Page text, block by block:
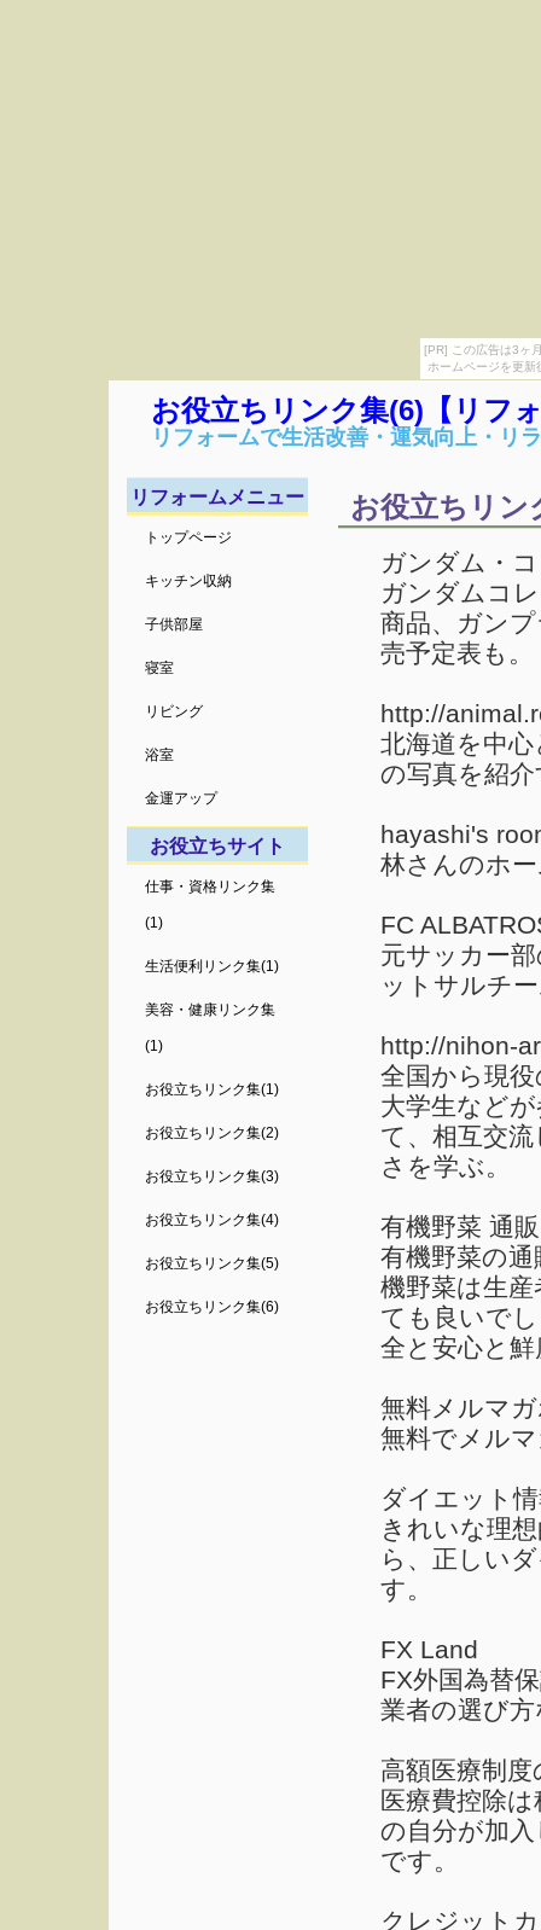
[PR] この広告は3ヶ
ホームページを更
お役立ちリンク集(6)【リフ
リフォームで生活改善・運気向上・リ
お役立ちリン
ガンダム・
ガンダムコ
商品、ガン
売予定表も。
http://
北海道を中
の写真を紹
hayashi's
林さんのホ
FC
元サッカー
ットサルチ
http://nihon-
全国から現
大学生など
て、相互交
さを学ぶ。
有機野菜 通
有機野菜の
機野菜は生
ても良いで
全と安心と
無料メルマ
無料でメル
ダイエット
きれいな理
ら、正しい
す。
FX Land
FX外国為替
業者の選び
高額医療制度
医療費控除
の自分が加
です。
クレジット
リフォームメニュー
トップページ
キッチン収納
子供部屋
寝室
リビング
浴室
金運アップ
お役立ちサイト
仕事・資格リンク集
(1)
生活便利リンク集(1)
美容・健康リンク集
(1)
お役立ちリンク集(1)
お役立ちリンク集(2)
お役立ちリンク集(3)
お役立ちリンク集(4)
お役立ちリンク集(5)
お役立ちリンク集(6)